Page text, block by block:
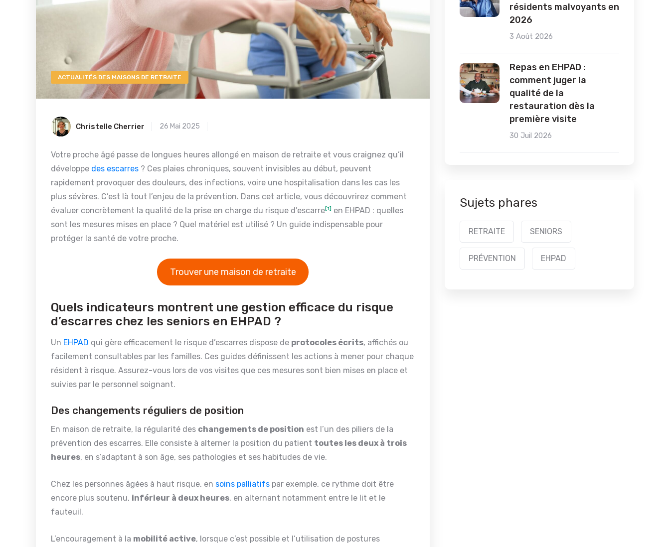
ACTUALITÉS DES MAISONS DE RETRAITE
Christelle Cherrier 26 Mai 2025
Votre proche âgé passe de longues heures allongé en maison de retraite et vous craignez qu’il
développe des escarres ? Ces plaies chroniques, souvent invisibles au début, peuvent
rapidement provoquer des douleurs, des infections, voire une hospitalisation dans les cas les
plus sévères. C’est là tout l’enjeu de la prévention. Dans cet article, vous découvrirez comment
évaluer concrètement la qualité de la prise en charge du risque d’escarre[1] en EHPAD : quelles
sont les mesures mises en place ? Quel matériel est utilisé ? Un guide indispensable pour
protéger la santé de votre proche.
Trouver une maison de retraite
Quels indicateurs montrent une gestion efficace du risque
d’escarres chez les seniors en EHPAD ?
Un EHPAD qui gère efficacement le risque d’escarres dispose de protocoles écrits, affichés ou
facilement consultables par les familles. Ces guides définissent les actions à mener pour chaque
résident à risque. Assurez-vous lors de vos visites que ces mesures sont bien mises en place et
suivies par le personnel soignant.
Des changements réguliers de position
En maison de retraite, la régularité des changements de position est l’un des piliers de la
prévention des escarres. Elle consiste à alterner la position du patient toutes les deux à trois
heures, en s’adaptant à son âge, ses pathologies et ses habitudes de vie.
Chez les personnes âgées à haut risque, en soins palliatifs par exemple, ce rythme doit être
encore plus soutenu, inférieur à deux heures, en alternant notamment entre le lit et le
fauteuil.
L’encouragement à la mobilité active, lorsque c’est possible et l’utilisation de postures
résidents malvoyants en
2026
3 Août 2026
Repas en EHPAD :
comment juger la
qualité de la
restauration dès la
première visite
30 Juil 2026
Sujets phares
RETRAITE SENIORS
PRÉVENTION EHPAD